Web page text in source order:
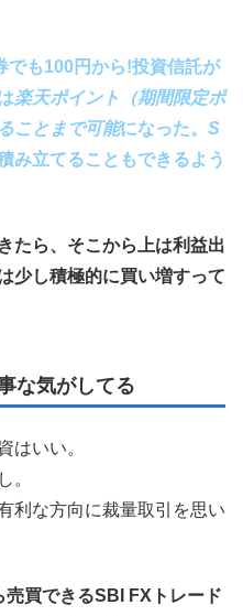
でも100円から!投資信託が
楽天ポイント（期間限定ポ
ことまで可能になった。 S
み立てることもできるよう
たら、そこから上は利益出
少し積極的に買い増すって
な気がしてる
はいい。
し。
利な方向に裁量取引を思い
売買できるSBI FXトレード